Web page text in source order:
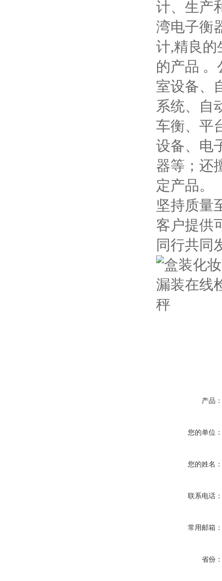
计、生产
湾电子衡
计,精良的
的产品
室设备、
系统、自
车衡、平
设备、电
器等；还
定产品。
坚持质量
客户提供
同行共同
产品：
您的单位：
您的姓名：
联系电话：
常用邮箱：
省份：